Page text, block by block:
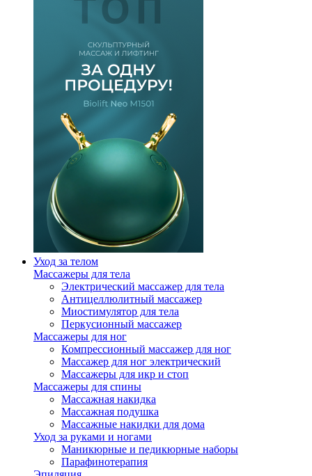
Уход за телом
Массажеры для тела
Электрический массажер для тела
Антицеллюлитный массажер
Миостимулятор для тела
Перкусионный массажер
Массажеры для ног
Компрессионный массажер для ног
Массажер для ног электрический
Массажеры для икр и стоп
Массажеры для спины
Массажная накидка
Массажная подушка
Массажные накидки для дома
Уход за руками и ногами
Маникюрные и педикюрные наборы
Парафинотерапия